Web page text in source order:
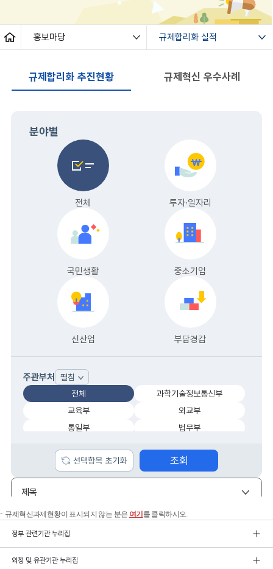
규제혁신과제현황이 표시되지 않는 분은 여기 를 클릭하시오.
정부 관련기관 누리집
외청 및 유관기관 누리집